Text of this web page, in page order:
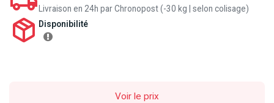
Livraison en 24h par Chronopost (-30 kg | selon colisage)
Disponibilité
Voir le prix